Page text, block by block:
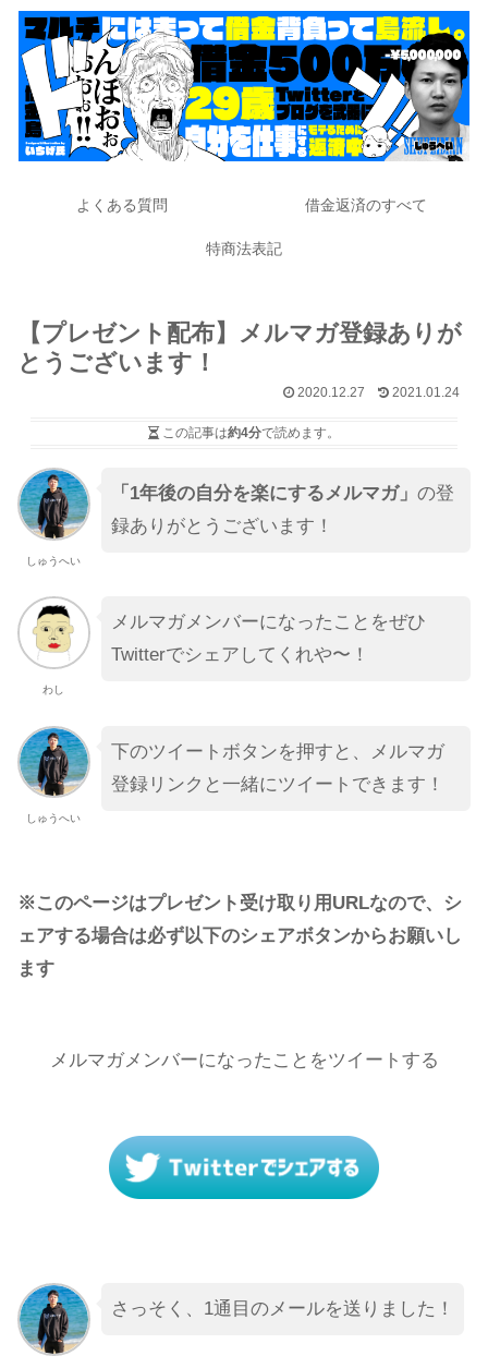
よくある質問 借金返済のすべて
特商法表記
【プレゼント配布】メルマガ登録ありが
とうございます！
2020.12.27 2021.01.24
この記事は約4分で読めます。
しゅうへい
「1年後の自分を楽にするメルマガ」 の登
録ありがとうございます！
わし
メルマガメンバーになったことをぜひ
Twitterでシェアしてくれや〜！
しゅうへい
下のツイートボタンを押すと、メルマガ
登録リンクと一緒にツイートできます！
※このページはプレゼント受け取り用URLなので、シ
ェアする場合は必ず以下のシェアボタンからお願いし
ます
メルマガメンバーになったことをツイートする
さっそく、1通目のメールを送りました！